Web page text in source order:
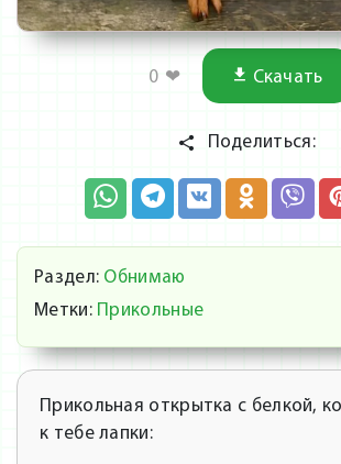
0 ❤ Скачать
Поделиться:
Раздел: Обнимаю
Метки: Прикольные
Прикольная открытка с белкой,
к тебе лапки: